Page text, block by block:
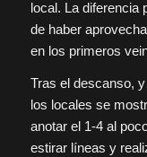
local. La diferencia
de haber
en los primeros
Tras el descanso,
los locales se
anotar el 1-4 al
estirar líneas y